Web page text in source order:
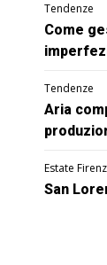
Tendenze
Come
Tendenze
Aria
Estate
San